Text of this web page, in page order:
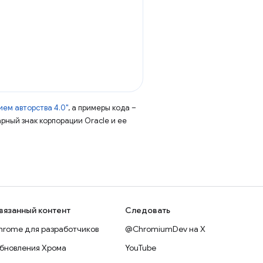
авторства 4.0", а примеры кода –
знак корпорации Oracle и ее
контент
для разработчиков
Хрома
Следовать
@ChromiumDev на X
YouTube